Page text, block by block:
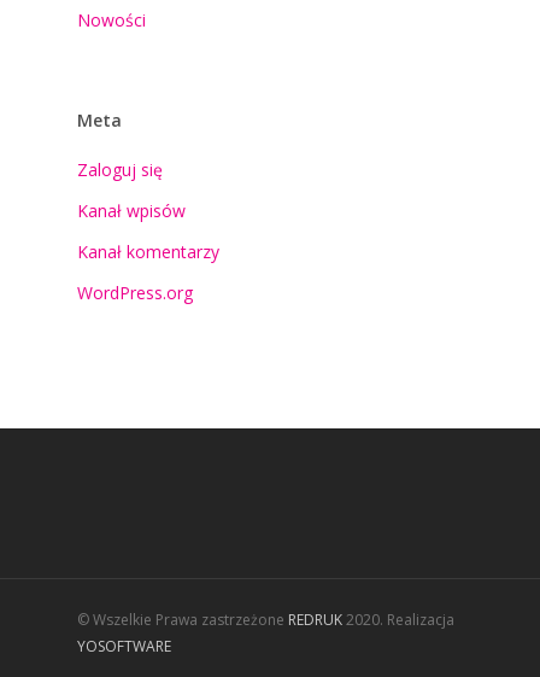
Nowości
Meta
Zaloguj się
Kanał wpisów
Kanał komentarzy
WordPress.org
© Wszelkie Prawa zastrzeżone REDRUK2020. Realizacja
YOSOFTWARE